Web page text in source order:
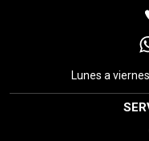
Lunes a